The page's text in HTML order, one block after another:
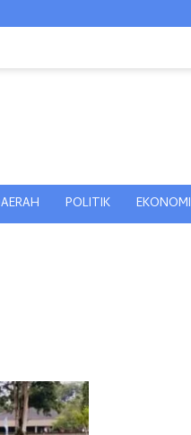
POLITIK EKONOMI